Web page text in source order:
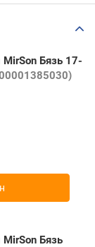
MirSon Бязь 17-
MirSon Бязь